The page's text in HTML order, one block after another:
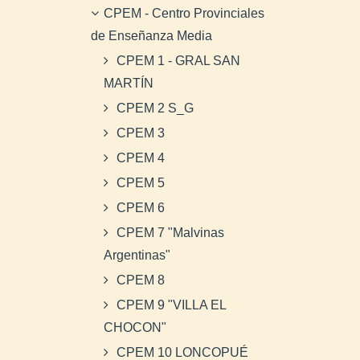
CPEM - Centro Provinciales
de Enseñanza Media
CPEM 1 - GRAL SAN
MARTÍN
CPEM 2 S_G
CPEM 3
CPEM 4
CPEM 5
CPEM 6
CPEM 7 "Malvinas
Argentinas"
CPEM 8
CPEM 9 "VILLA EL
CHOCON"
CPEM 10 LONCOPUÉ